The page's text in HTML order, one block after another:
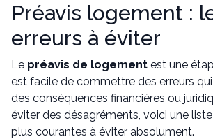
Préavis logement :
erreurs à éviter
Le préavis de logement est une
est facile de commettre des erreurs
des conséquences financières ou
éviter des désagréments, voici une
plus courantes à éviter absolument.